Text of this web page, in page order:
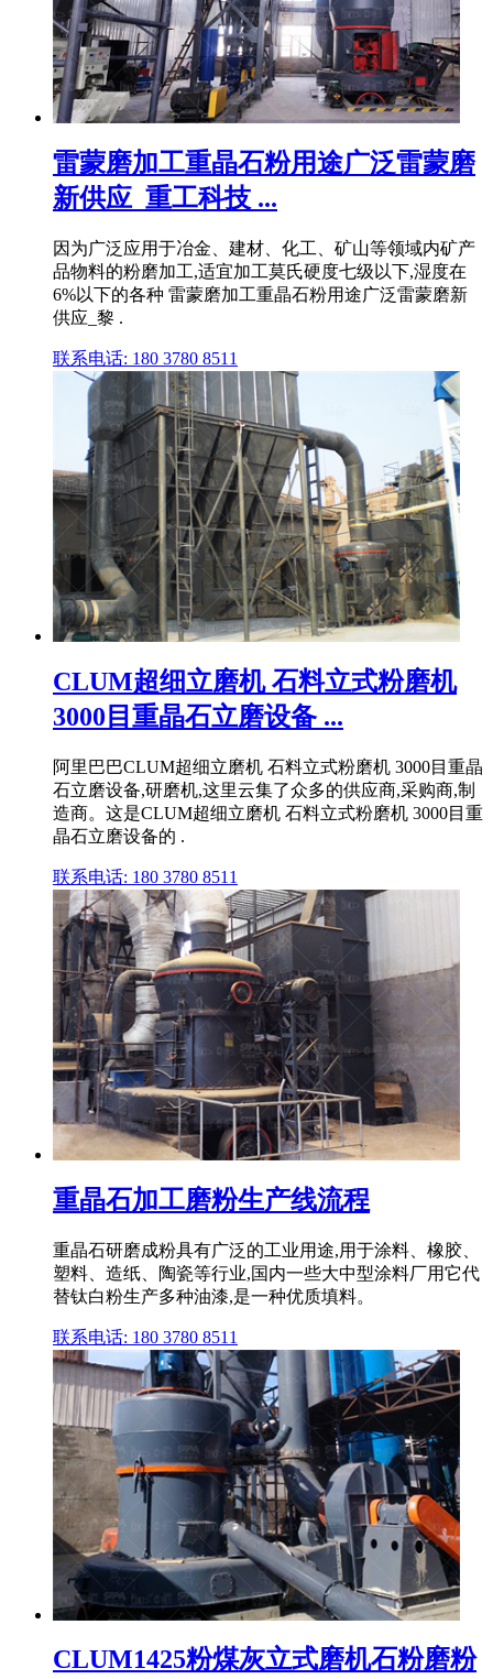
雷蒙磨加工重晶石粉用途广泛雷蒙磨
新供应_重工科技 ...
因为广泛应用于冶金、建材、化工、矿山等领域内矿产
品物料的粉磨加工,适宜加工莫氏硬度七级以下,湿度在
6%以下的各种 雷蒙磨加工重晶石粉用途广泛雷蒙磨新
供应_黎 .
联系电话: 180 3780 8511
CLUM超细立磨机 石料立式粉磨机
3000目重晶石立磨设备 ...
阿里巴巴CLUM超细立磨机 石料立式粉磨机 3000目重晶
石立磨设备,研磨机,这里云集了众多的供应商,采购商,制
造商。这是CLUM超细立磨机 石料立式粉磨机 3000目重
晶石立磨设备的 .
联系电话: 180 3780 8511
重晶石加工磨粉生产线流程
重晶石研磨成粉具有广泛的工业用途,用于涂料、橡胶、
塑料、造纸、陶瓷等行业,国内一些大中型涂料厂用它代
替钛白粉生产多种油漆,是一种优质填料。
联系电话: 180 3780 8511
CLUM1425粉煤灰立式磨机石粉磨粉